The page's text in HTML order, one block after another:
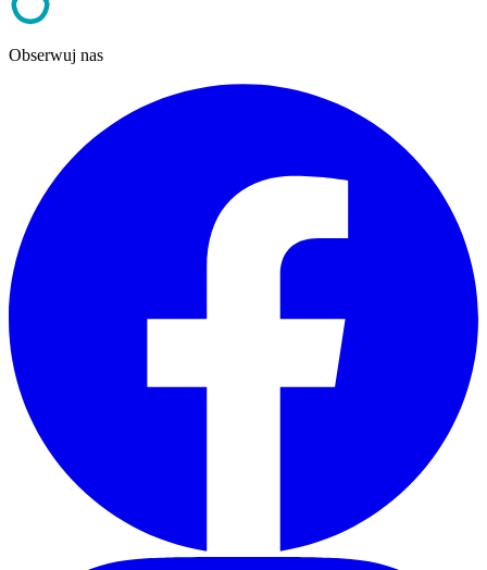
Obserwuj nas